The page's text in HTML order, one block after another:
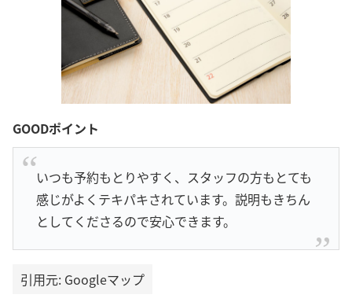
GOODポイント
いつも予約もとりやすく、スタッフの方もとても
感じがよくテキパキされています。説明もきちん
としてくださるので安心できます。
引用元: Googleマップ